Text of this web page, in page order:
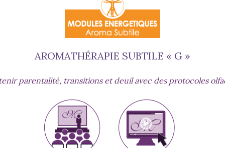
AROMATHÉRAPIE SUBTILE « G »
parentalité, transitions et deuil avec des protocoles